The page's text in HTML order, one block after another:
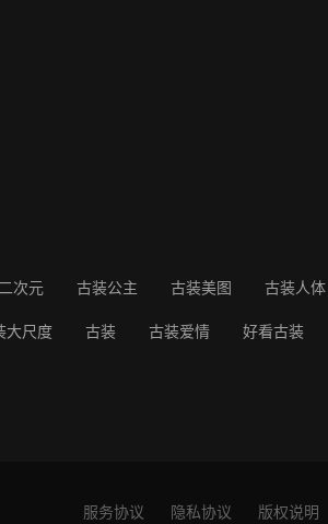
次元 古装公主 古装美图 古装人体
大尺度
古装 古装爱情 好看古装
服务协议 隐私协议 版权说明